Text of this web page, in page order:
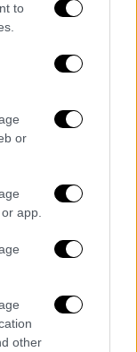
to
or
app.
other
ότι
της
υποπερ.
τακτική
παροχής
σύμφωνα με
και